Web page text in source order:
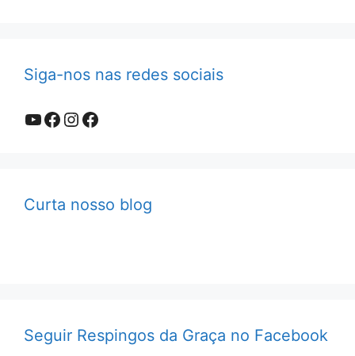
Siga-nos nas redes sociais
Youtube
Facebook
Instagram
Facebook
Curta nosso blog
Seguir Respingos da Graça no Facebook